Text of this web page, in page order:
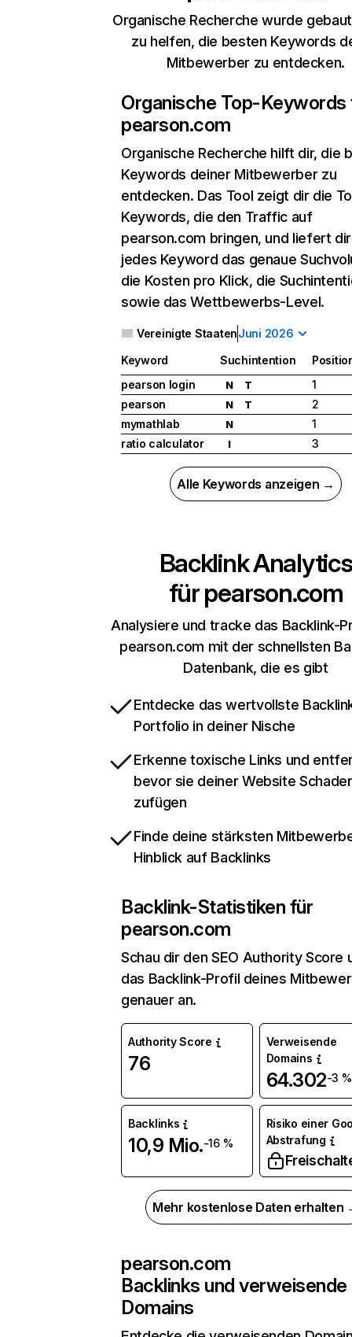
Organische Recherche wurde
zu helfen, die besten Keywords
Mitbewerber zu entdecken.
Organische Top-Keywords
pearson.com
Organische Recherche hilft dir, die
Keywords deiner Mitbewerber zu
entdecken. Das Tool zeigt dir die
Keywords, die den Traffic auf
pearson.com bringen, und liefert
jedes Keyword das genaue
die Kosten pro Klick, die
sowie das Wettbewerbs-Level.
Vereinigte StaatenJuni 2026
Keyword Suchintention
pearson login
N T
1
pearson
N T
2
mymathlab
N
1
ratio calculator
I 3
Alle Keywords anzeigen →
Backlink Analytics
fürpearson.com
Analysiere und tracke das Backlink-
pearson.com mit der schnellsten
Datenbank, die es gibt
Entdecke das wertvollste
Portfolio in deiner Nische
Erkenne toxische Links und
bevor sie deiner Website
zufügen
Finde deine stärksten
Hinblick auf Backlinks
Backlink-Statistiken für
pearson.com
Schau dir den SEO Authority Score
das Backlink-Profil deines
genauer an.
Authority Score
76
Verweisende
Domains
64.302-3 %
Backlinks
10,9 Mio.-16 %
Risiko einer
Abstrafung
Mehr kostenlose Daten erhalten
pearson.com
Backlinks und verweisende
Domains